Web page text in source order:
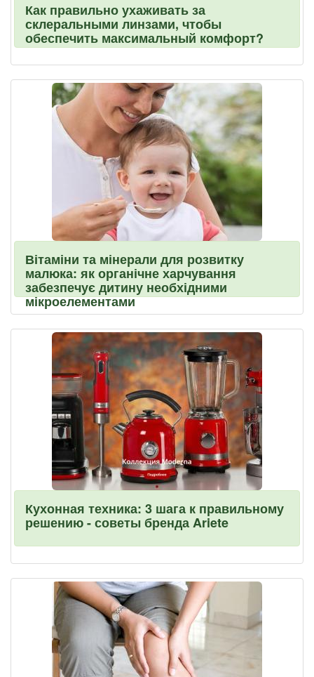
Как правильно ухаживать за
склеральными линзами, чтобы
обеспечить максимальный комфорт?
Вітаміни та мінерали для розвитку
малюка: як органічне харчування
забезпечує дитину необхідними
мікроелементами
Кухонная техника: 3 шага к правильному
решению - советы бренда Ariete